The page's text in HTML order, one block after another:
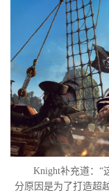
Knight补充道：“
分原因是为了打造超